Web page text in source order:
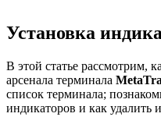
Установка
В этой статье рассмотрим,
арсенала терминала
список терминала;
индикаторов и как удалить